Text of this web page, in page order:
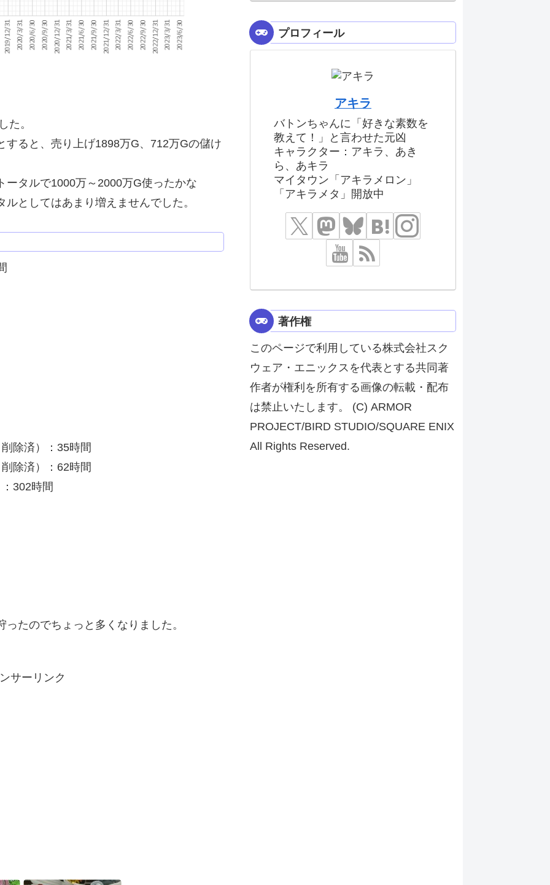
た。
ると、売り上げ1898万G、712万Gの儲け
タルで1000万～2000万G使ったかな
としてはあまり増えませんでした。
除済）：35時間
除済）：62時間
302時間
たのでちょっと多くなりました。
サーリンク
プロフィール
アキラ
バトンちゃんに「好きな素数を
教えて！」と言わせた元凶
キャラクター：アキラ、あき
ら、あキラ
マイタウン「アキラメロン」
「アキラメタ」開放中
著作権
このページで利用している株式会社スク
ウェア・エニックスを代表とする共同著
作者が権利を所有する画像の転載・配布
は禁止いたします。 (C) ARMOR
PROJECT/BIRD STUDIO/SQUARE ENIX
All Rights Reserved.